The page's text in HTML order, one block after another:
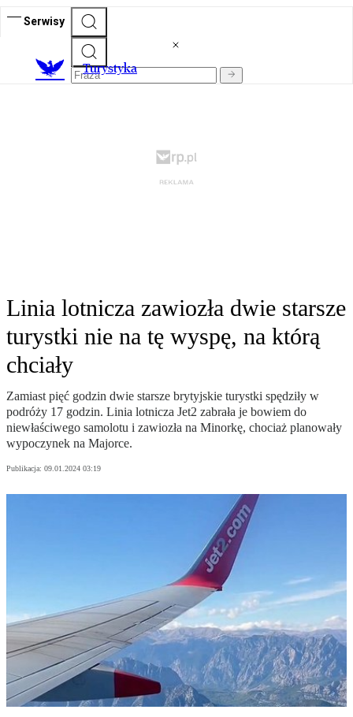
Serwisy
Turystyka
Linia lotnicza zawiozła dwie starsze
turystki nie na tę wyspę, na którą
chciały
Zamiast pięć godzin dwie starsze brytyjskie turystki spędziły w
podróży 17 godzin. Linia lotnicza Jet2 zabrała je bowiem do
niewłaściwego samolotu i zawiozła na Minorkę, chociaż planowały
wypoczynek na Majorce.
Publikacja: 09.01.2024 03:19